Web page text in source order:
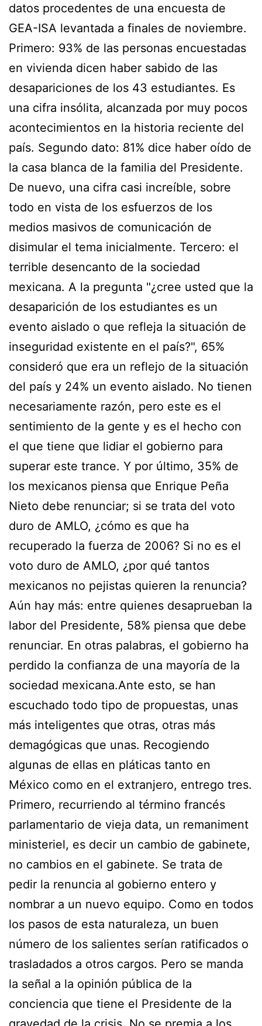
datos procedentes de una encuesta de
GEA-ISA levantada a finales de noviembre.
Primero: 93% de las personas encuestadas
en vivienda dicen haber sabido de las
desapariciones de los 43 estudiantes. Es
una cifra insólita, alcanzada por muy pocos
acontecimientos en la historia reciente del
país. Segundo dato: 81% dice haber oído de
la casa blanca de la familia del Presidente.
De nuevo, una cifra casi increíble, sobre
todo en vista de los esfuerzos de los
medios masivos de comunicación de
disimular el tema inicialmente. Tercero: el
terrible desencanto de la sociedad
mexicana. A la pregunta "¿cree usted que la
desaparición de los estudiantes es un
evento aislado o que refleja la situación de
inseguridad existente en el país?", 65%
consideró que era un reflejo de la situación
del país y 24% un evento aislado. No tienen
necesariamente razón, pero este es el
sentimiento de la gente y es el hecho con
el que tiene que lidiar el gobierno para
superar este trance. Y por último, 35% de
los mexicanos piensa que Enrique Peña
Nieto debe renunciar; si se trata del voto
duro de AMLO, ¿cómo es que ha
recuperado la fuerza de 2006? Si no es el
voto duro de AMLO, ¿por qué tantos
mexicanos no pejistas quieren la renuncia?
Aún hay más: entre quienes desaprueban la
labor del Presidente, 58% piensa que debe
renunciar. En otras palabras, el gobierno ha
perdido la confianza de una mayoría de la
sociedad mexicana.Ante esto, se han
escuchado todo tipo de propuestas, unas
más inteligentes que otras, otras más
demagógicas que unas. Recogiendo
algunas de ellas en pláticas tanto en
México como en el extranjero, entrego tres.
Primero, recurriendo al término francés
parlamentario de vieja data, un remaniment
ministeriel, es decir un cambio de gabinete,
no cambios en el gabinete. Se trata de
pedir la renuncia al gobierno entero y
nombrar a un nuevo equipo. Como en todos
los pasos de esta naturaleza, un buen
número de los salientes serían ratificados o
trasladados a otros cargos. Pero se manda
la señal a la opinión pública de la
conciencia que tiene el Presidente de la